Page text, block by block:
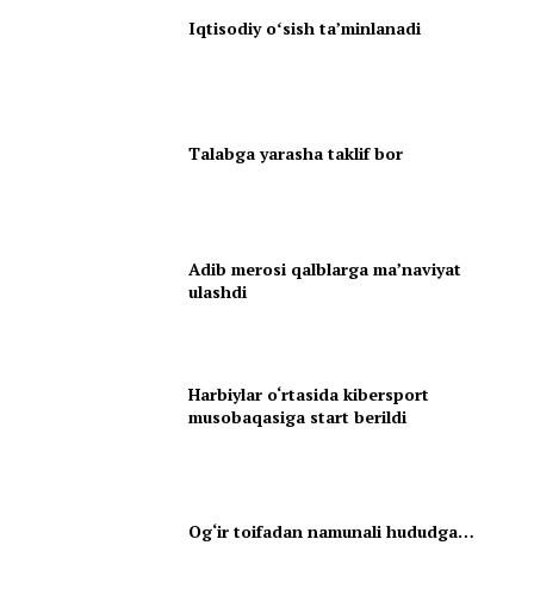
Iqtisodiy oʻsish taʼminlanadi
Talabga yarasha taklif bor
Adib merosi qalblarga maʼnaviyat
ulashdi
Harbiylar o‘rtasida kibersport
musobaqasiga start berildi
Og‘ir toifadan namunali hududga…